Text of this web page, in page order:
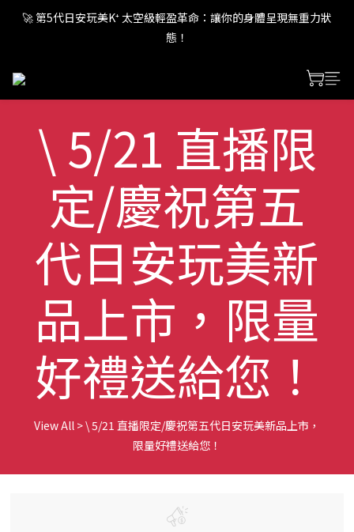
🚀 第5代日安玩美K⁺ 太空級輕盈革命：讓你的身體呈現無重力狀
態！
🚀 第5代日安玩美K⁺ 太空級輕盈革命：讓你的身體呈現無重力狀
態！
🚀 第5代日安玩美K⁺ 太空級輕盈革命：讓你的身體呈現無重力狀
\ 5/21 直播限
定/慶祝第五
代日安玩美新
品上市，限量
好禮送給您！
View All >\ 5/21 直播限定/慶祝第五代日安玩美新品上市，
限量好禮送給您！